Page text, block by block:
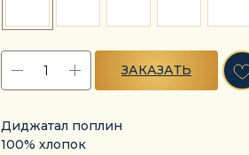
ЗАКАЗАТЬ
Диджатал поплин
100% хлопок